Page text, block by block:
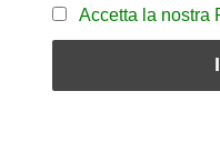
Accetta la nostra